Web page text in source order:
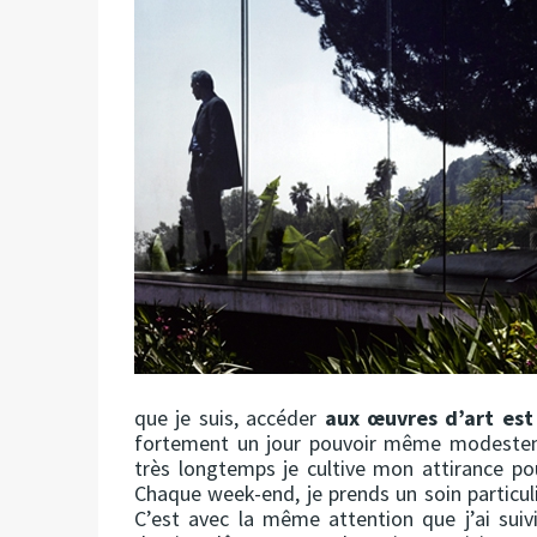
que je suis, accéder aux œuvres d’art
fortement un jour pouvoir même
très longtemps je cultive mon attirance
Chaque week-end, je prends un soin
C’est avec la même attention que j’ai